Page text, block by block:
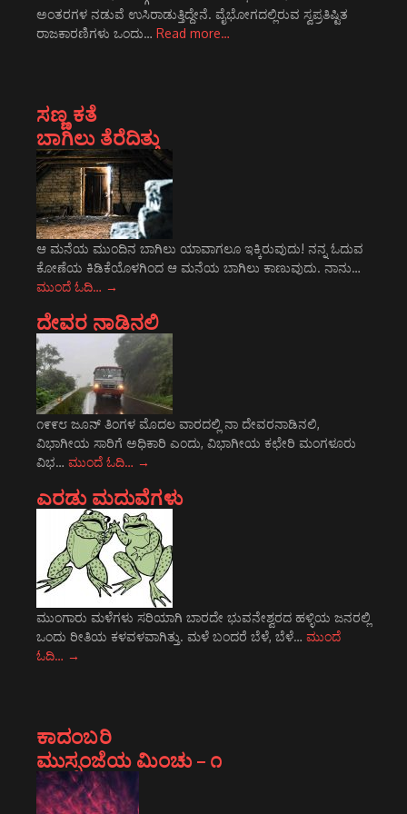
ಅಂತರಗಳ ನಡುವೆ ಉಸಿರಾಡುತ್ತಿದ್ದೇನೆ. ವೈಭೋಗದಲ್ಲಿರುವ ಸ್ವಪ್ರತಿಷ್ಟಿತ
ರಾಜಕಾರಣಿಗಳು ಒಂದು… Read more…
ಸಣ್ಣ ಕತೆ
ಬಾಗಿಲು ತೆರೆದಿತ್ತು
ಆ ಮನೆಯ ಮುಂದಿನ ಬಾಗಿಲು ಯಾವಾಗಲೂ ಇಕ್ಕಿರುವುದು! ನನ್ನ ಓದುವ
ಕೋಣೆಯ ಕಿಡಿಕೆಯೊಳಗಿಂದ ಆ ಮನೆಯ ಬಾಗಿಲು ಕಾಣುವುದು. ನಾನು…
ಮುಂದೆ ಓದಿ… →
ದೇವರ ನಾಡಿನಲಿ
೧೯೯೮ ಜೂನ್ ತಿಂಗಳ ಮೊದಲ ವಾರದಲ್ಲಿ ನಾ ದೇವರನಾಡಿನಲಿ,
ವಿಭಾಗೀಯ ಸಾರಿಗೆ ಅಧಿಕಾರಿ ಎಂದು, ವಿಭಾಗೀಯ ಕಛೇರಿ ಮಂಗಳೂರು
ವಿಭ… ಮುಂದೆ ಓದಿ… →
ಎರಡು ಮದುವೆಗಳು
ಮುಂಗಾರು ಮಳೆಗಳು ಸರಿಯಾಗಿ ಬಾರದೇ ಭುವನೇಶ್ವರದ ಹಳ್ಳಿಯ ಜನರಲ್ಲಿ
ಒಂದು ರೀತಿಯ ಕಳವಳವಾಗಿತ್ತು. ಮಳೆ ಬಂದರೆ ಬೆಳೆ, ಬೆಳೆ… ಮುಂದೆ
ಓದಿ… →
ಕಾದಂಬರಿ
ಮುಸ್ಸಂಜೆಯ ಮಿಂಚು – ೧